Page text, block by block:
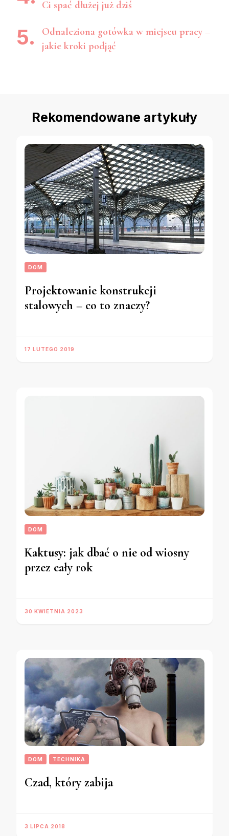
Ci spać dłużej już dziś
Odnaleziona gotówka w miejscu pracy –
jakie kroki podjąć
Rekomendowane artykuły
DOM
Projektowanie konstrukcji
stalowych – co to znaczy?
17 LUTEGO 2019
DOM
Kaktusy: jak dbać o nie od wiosny
przez cały rok
30 KWIETNIA 2023
DOM TECHNIKA
Czad, który zabija
3 LIPCA 2018